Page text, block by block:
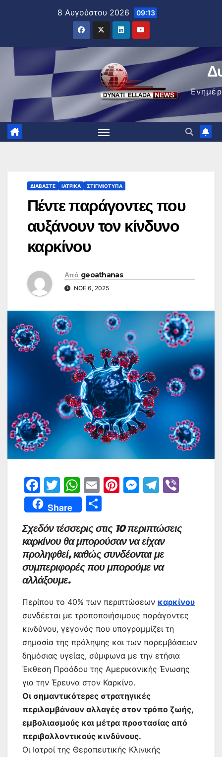
8 Αυγούστου 2026 09:13
ΔΙΑΒΆΣΤΕ ΙΑΤΡΙΚΆ ΣΤΙΓΜΙΌΤΥΠΑ
Πέντε παράγοντες που
αυξάνουν τον κίνδυνο
καρκίνου
Από geoathanas
ΝΟΈ 6, 2025
F
a
c
e
b
o
o
k
T
w
itt
er
W
h
at
s
A
p
E
m
ai
l
Pi
e
st
M
s
e
n
er
T
gr
a
m
Share
ρ
α
σ
ίτ
ε
Σχεδόν τέσσερις στις 10 περιπτώσεις
καρκίνου θα μπορούσαν να είχαν
προληφθεί, καθώς συνδέονται με
συμπεριφορές που μπορούμε να
αλλάξουμε.
Περίπου το 40% των περιπτώσεων καρκίνου
συνδέεται με τροποποιήσιμους παράγοντες
κινδύνου, γεγονός που υπογραμμίζει τη
σημασία της πρόληψης και των παρεμβάσεων
δημόσιας υγείας, σύμφωνα με την ετήσια
Έκθεση Προόδου της Αμερικανικής Ένωσης
για την Έρευνα στον Καρκίνο.
Οι σημαντικότερες στρατηγικές
περιλαμβάνουν αλλαγές στον τρόπο ζωής,
εμβολιασμούς και μέτρα προστασίας από
περιβαλλοντικούς κινδύνους.
Οι Ιατροί της Θεραπευτικής Κλινικής